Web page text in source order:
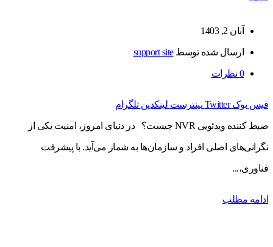
آبان 2, 1403
ارسال شده توسطsupport site
0 نظرات
فیس بوک Twitter پینترست لینکدین تلگرام
ضبط کننده ویدئویی NVR چیست؟ در دنیای امروز، امنیت یکی از
نگرانی‌های اصلی افراد و سازمان‌ها به شمار می‌آید. با پیشرفت
فناوری،...
ادامه مطلب